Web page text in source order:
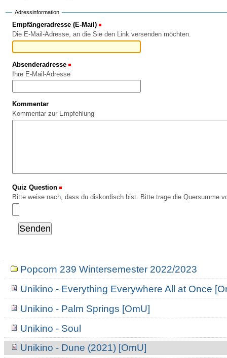
Adressinformation
Empfängeradresse (E-Mail)
Die E-Mail-Adresse, an die Sie den Link versenden möchten.
Absenderadresse
Ihre E-Mail-Adresse
Kommentar
Kommentar zur Empfehlung
Quiz Question
Bitte weise nach, dass du diskordisch bist. Bitte trage die Quersumme
NavigationPopcorn 239 Wintersemester 2022/2023
Unikino - Everything Everywhere All at Once
Unikino - Palm Springs [OmU]
Unikino - Soul
Unikino - Dune (2021) [OmU]